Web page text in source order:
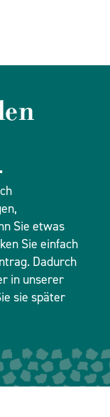
Sie etwas
Sie einfach
Dadurch
in unserer
sie später